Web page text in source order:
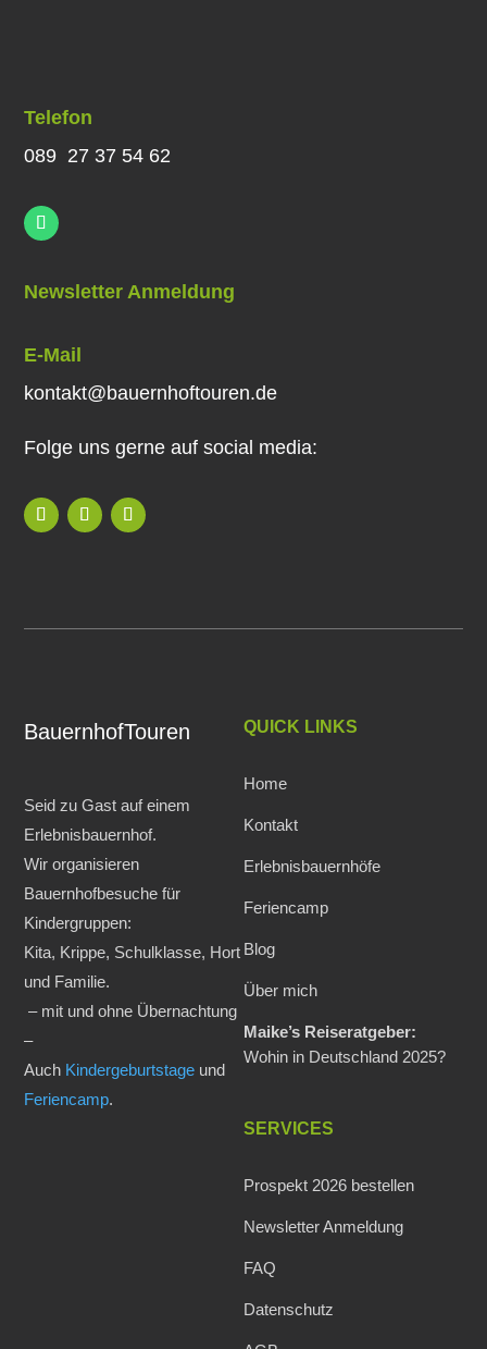
Telefon
089 27 37 54 62
Newsletter Anmeldung
E-Mail
kontakt@bauernhoftouren.de
Folge uns gerne auf social media:
BauernhofTouren
Seid zu Gast auf einem
Erlebnisbauernhof.
Wir organisieren
Bauernhofbesuche für
Kindergruppen:
Kita, Krippe, Schulklasse, Hort
und Familie.
– mit und ohne Übernachtung
–
Auch Kindergeburtstage und
Feriencamp.
QUICK LINKS
Home
Kontakt
Erlebnisbauernhöfe
Feriencamp
Blog
Über mich
Maike’s Reiseratgeber:
Wohin in Deutschland 2025?
SERVICES
Prospekt 2026 bestellen
Newsletter Anmeldung
FAQ
Datenschutz